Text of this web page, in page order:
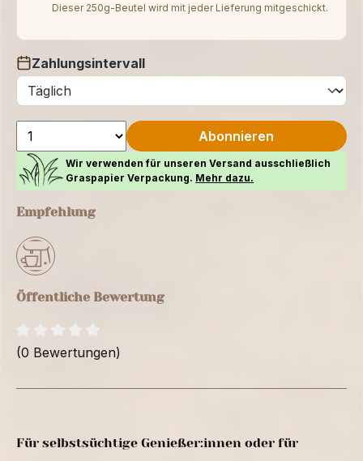
Dieser 250g-Beutel wird mit jeder Lieferung mitgeschickt.
Zahlungsintervall
auswählen
Abonnieren
Wir verwenden für unseren Versand ausschließlich
Graspapier Verpackung. Mehr dazu.
Empfehlung
Öffentliche Bewertung
(0 Bewertungen)
Für selbstsüchtige Genießer:innen oder für